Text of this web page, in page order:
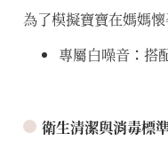
為了模擬寶寶在媽媽
專屬白噪音：搭
衛生清潔與消毒標